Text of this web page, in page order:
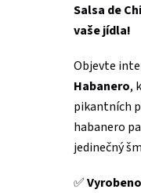
Salsa de
vaše jídla!
Objevte
Habanero,
pikantních
habanero
jedinečný
✅